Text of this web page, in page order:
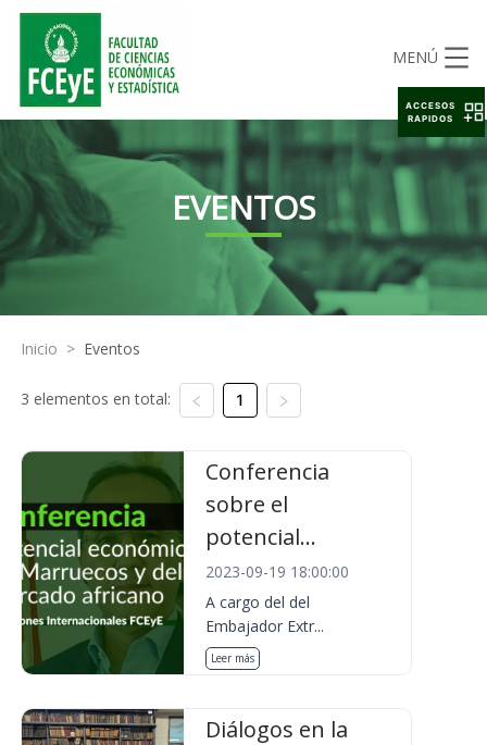
MENÚ
EVENTOS
Inicio > Eventos
3 elementos en total: 1
Conferencia
sobre el
potencial...
2023-09-19 18:00:00
A cargo del del
Embajador Extr...
Leer más
Diálogos en la
ACCESOS
RAPIDOS